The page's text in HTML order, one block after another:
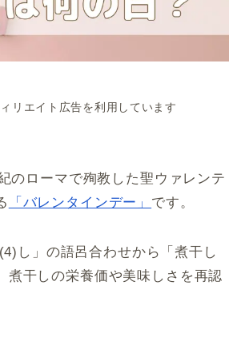
リエイト広告を利用しています
のローマで殉教した聖ウァレンテ
「バレンタインデー」 です。
し」の語呂合わせから「煮干し
煮干しの栄養価や美味しさを再認